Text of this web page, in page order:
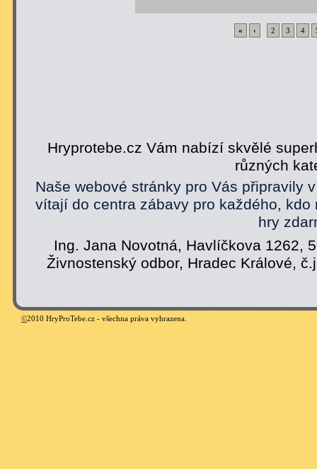
« ‹ 2 3 4
Hryprotebe.cz Vám nabízí skvělé
různých
Naše webové stránky pro Vás připravily
vítají do centra zábavy pro každého,
hry
Ing. Jana Novotná, Havlíčkova 1262,
Živnostenský odbor, Hradec Králové,
©2010 HryProTebe.cz - všechna práva vyhrazena.